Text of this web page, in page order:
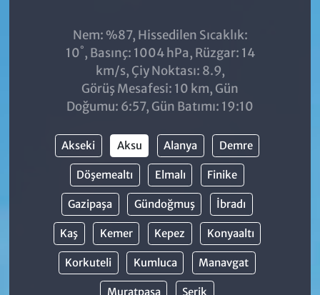
Nem: %87, Hissedilen Sıcaklık:
10°, Basınç: 1004 hPa, Rüzgar: 14
km/s, Çiy Noktası: 8.9,
Görüş Mesafesi: 10 km, Gün
Doğumu: 6:57, Gün Batımı: 19:10
Akseki Aksu Alanya Demre
Döşemealtı Elmalı Finike
Gazipaşa Gündoğmuş İbradı
Kaş Kemer Kepez Konyaaltı
Korkuteli Kumluca Manavgat
Muratpaşa Serik